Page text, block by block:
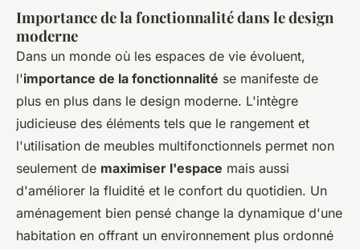
Importance de la fonctionnalité dans le design
moderne
Dans un monde où les espaces de vie évoluent,
l'importance de la fonctionnalité se manifeste de
plus en plus dans le design moderne. L'intègre
judicieuse des éléments tels que le rangement et
l'utilisation de meubles multifonctionnels permet non
seulement de maximiser l'espace mais aussi
d'améliorer la fluidité et le confort du quotidien. Un
aménagement bien pensé change la dynamique d'une
habitation en offrant un environnement plus ordonné